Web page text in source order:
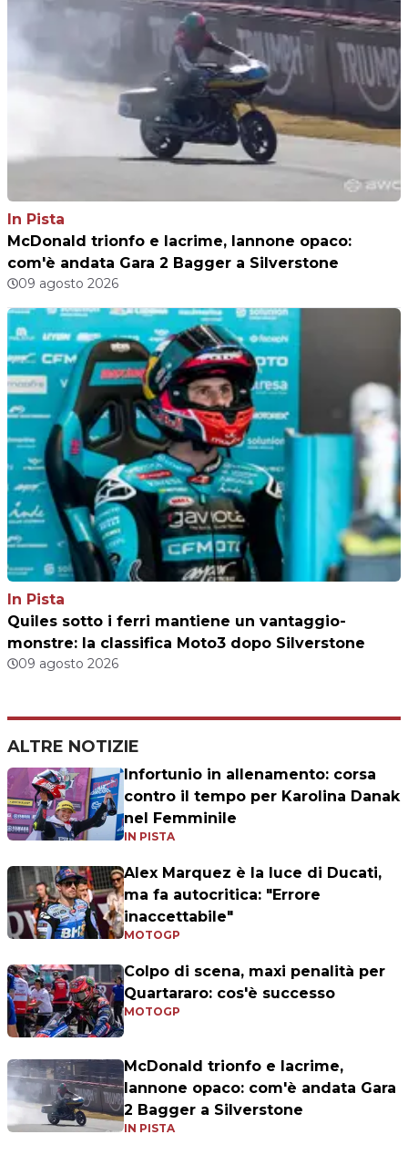
In Pista
McDonald trionfo e lacrime, Iannone opaco:
com'è andata Gara 2 Bagger a Silverstone
09 agosto 2026
In Pista
Quiles sotto i ferri mantiene un vantaggio-
monstre: la classifica Moto3 dopo Silverstone
09 agosto 2026
ALTRE NOTIZIE
Infortunio in allenamento: corsa
contro il tempo per Karolina Danak
nel Femminile
IN PISTA
Alex Marquez è la luce di Ducati,
ma fa autocritica: "Errore
inaccettabile"
MOTOGP
Colpo di scena, maxi penalità per
Quartararo: cos'è successo
MOTOGP
McDonald trionfo e lacrime,
Iannone opaco: com'è andata Gara
2 Bagger a Silverstone
IN PISTA